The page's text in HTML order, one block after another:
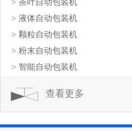
> 茶叶自动包装机
> 液体自动包装机
> 颗粒自动包装机
> 粉末自动包装机
> 智能自动包装机
查看更多